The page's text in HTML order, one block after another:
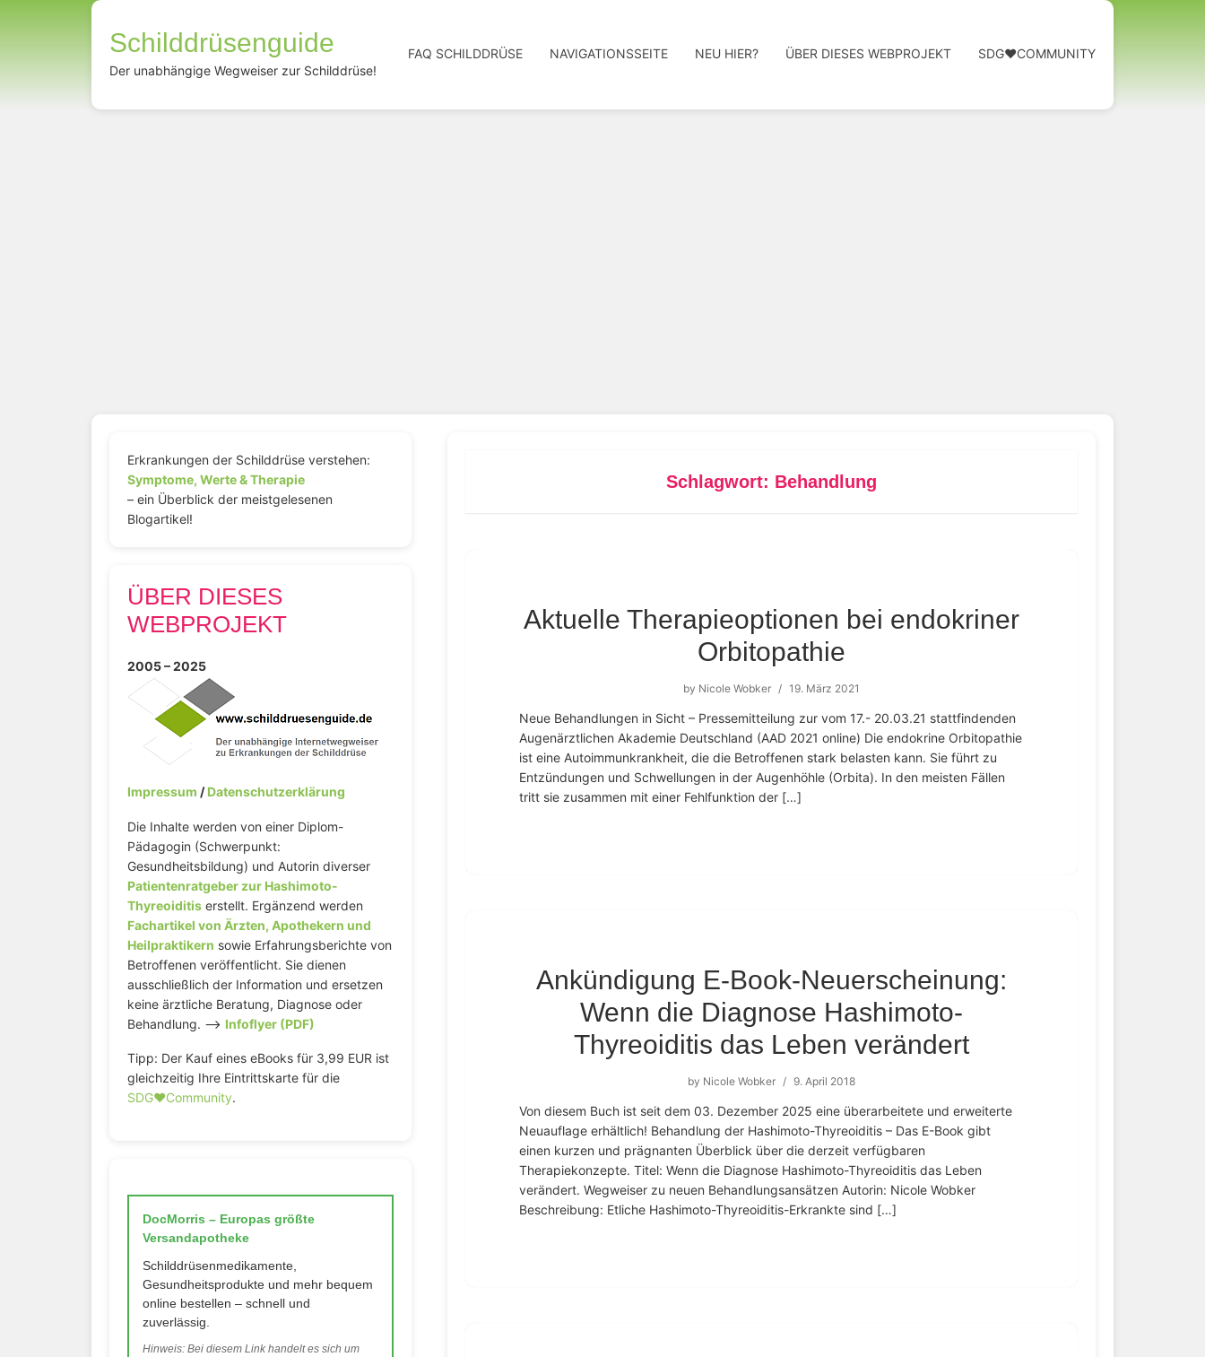
Schilddrüsenguide
Der unabhängige Wegweiser zur Schilddrüse!
FAQ SCHILDDRÜSE NAVIGATIONSSEITE NEU HIER? ÜBER DIESES WEBPROJEKT SDG❤️COMMUNITY
Schlagwort: Behandlung
Aktuelle Therapieoptionen bei endokriner
Orbitopathie
by Nicole Wobker / 19. März 2021
Neue Behandlungen in Sicht – Pressemitteilung zur vom 17.- 20.03.21 stattfindenden
Augenärztlichen Akademie Deutschland (AAD 2021 online) Die endokrine Orbitopathie
ist eine Autoimmunkrankheit, die die Betroffenen stark belasten kann. Sie führt zu
Entzündungen und Schwellungen in der Augenhöhle (Orbita). In den meisten Fällen
tritt sie zusammen mit einer Fehlfunktion der […]
Ankündigung E-Book-Neuerscheinung:
Wenn die Diagnose Hashimoto-
Thyreoiditis das Leben verändert
by Nicole Wobker / 9. April 2018
Von diesem Buch ist seit dem 03. Dezember 2025 eine überarbeitete und erweiterte
Neuauflage erhältlich! Behandlung der Hashimoto-Thyreoiditis – Das E-Book gibt
einen kurzen und prägnanten Überblick über die derzeit verfügbaren
Therapiekonzepte. Titel: Wenn die Diagnose Hashimoto-Thyreoiditis das Leben
verändert. Wegweiser zu neuen Behandlungsansätzen Autorin: Nicole Wobker
Beschreibung: Etliche Hashimoto-Thyreoiditis-Erkrankte sind […]
Erkrankungen der Schilddrüse verstehen:
Symptome, Werte & Therapie
– ein Überblick der meistgelesenen
Blogartikel!
ÜBER DIESES
WEBPROJEKT
2005 – 2025
Impressum /Datenschutzerklärung
Die Inhalte werden von einer Diplom-
Pädagogin (Schwerpunkt:
Gesundheitsbildung) und Autorin diverser
Patientenratgeber zur Hashimoto-
Thyreoiditis erstellt. Ergänzend werden
Fachartikel von Ärzten, Apothekern und
Heilpraktikern sowie Erfahrungsberichte von
Betroffenen veröffentlicht. Sie dienen
ausschließlich der Information und ersetzen
keine ärztliche Beratung, Diagnose oder
Behandlung. –> Infoflyer (PDF)
Tipp: Der Kauf eines eBooks für 3,99 EUR ist
gleichzeitig Ihre Eintrittskarte für die
SDG♥️Community.
DocMorris – Europas größte
Versandapotheke
Schilddrüsenmedikamente,
Gesundheitsprodukte und mehr bequem
online bestellen – schnell und
zuverlässig.
Hinweis: Bei diesem Link handelt es sich um